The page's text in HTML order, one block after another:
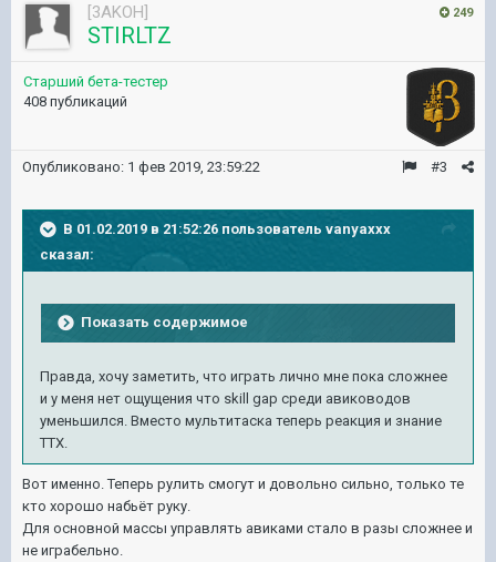
249
[3AKOH]
STIRLTZ
Старший бета-тестер
408 публикаций
#3
Опубликовано: 1 фев 2019, 23:59:22
В 01.02.2019 в 21:52:26 пользователь vanyaxxx
сказал:
Показать содержимое
Правда, хочу заметить, что играть лично мне пока сложнее
и у меня нет ощущения что skill gap среди авиководов
уменьшился. Вместо мультитаска теперь реакция и знание
ТТХ.
Вот именно. Теперь рулить смогут и довольно сильно, только те
кто хорошо набьёт руку.
Для основной массы управлять авиками стало в разы сложнее и
не играбельно.